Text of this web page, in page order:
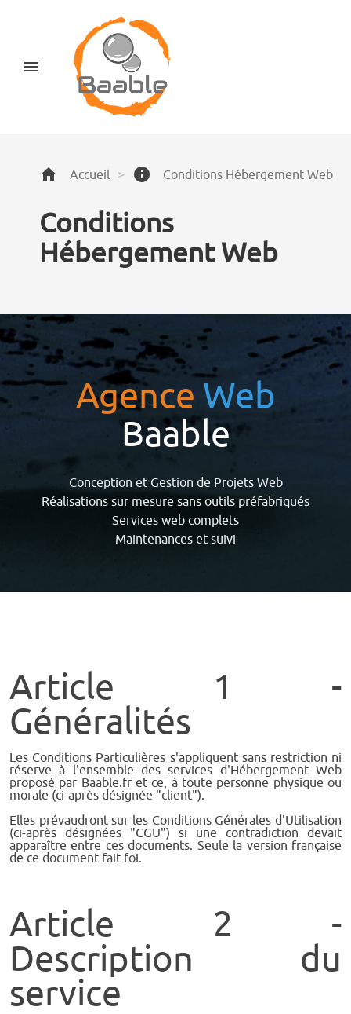
menu
home Accueil > info Conditions Hébergement Web
Conditions
Hébergement Web
Agence Web
Baable
Conception et Gestion de Projets Web
Réalisations sur mesure sans outils préfabriqués
Services web complets
Maintenances et suivi
Article 1 -
Généralités
Les Conditions Particulières s'appliquent sans restriction ni
réserve à l'ensemble des services d'Hébergement Web
proposé par Baable.fr et ce, à toute personne physique ou
morale (ci-après désignée "client").
Elles prévaudront sur les Conditions Générales d'Utilisation
(ci-après désignées "CGU") si une contradiction devait
apparaître entre ces documents. Seule la version française
de ce document fait foi.
Article 2 -
Description du
service